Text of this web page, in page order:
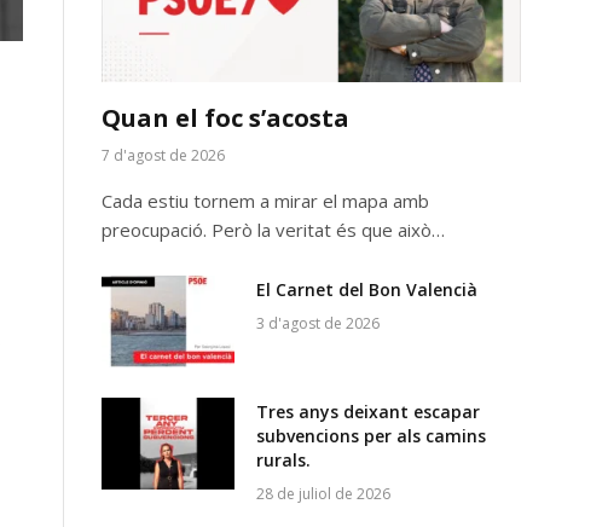
Quan el foc s’acosta
7 d'agost de 2026
Cada estiu tornem a mirar el mapa amb
preocupació. Però la veritat és que això…
El Carnet del Bon Valencià
3 d'agost de 2026
Tres anys deixant escapar
subvencions per als camins
rurals.
28 de juliol de 2026